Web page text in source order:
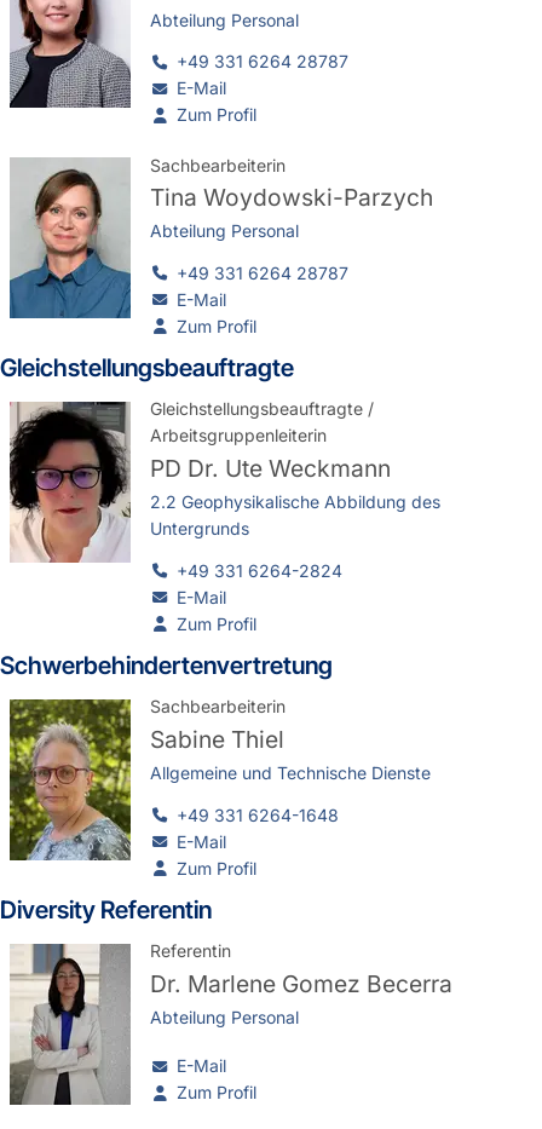
Abteilung Personal
+49 331 6264 28787
E-Mail
Zum Profil
Sachbearbeiterin
Tina Woydowski-Parzych
Abteilung Personal
+49 331 6264 28787
E-Mail
Zum Profil
Gleichstellungsbeauftragte
Gleichstellungsbeauftragte /
Arbeitsgruppenleiterin
PD Dr. Ute Weckmann
2.2 Geophysikalische Abbildung des
Untergrunds
+49 331 6264-2824
E-Mail
Zum Profil
Schwer­be­hin­der­ten­ver­tre­tung
Sachbearbeiterin
Sabine Thiel
Allgemeine und Technische Dienste
+49 331 6264-1648
E-Mail
Zum Profil
Diversity Referentin
Referentin
Dr. Marlene Gomez Becerra
Abteilung Personal
E-Mail
Zum Profil